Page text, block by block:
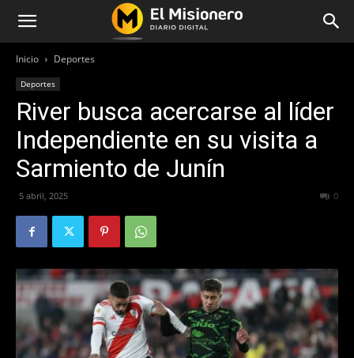
Inicio Deportes
Deportes
River busca acercarse al líder
Independiente en su visita a
Sarmiento de Junín
5 abril, 2025 0